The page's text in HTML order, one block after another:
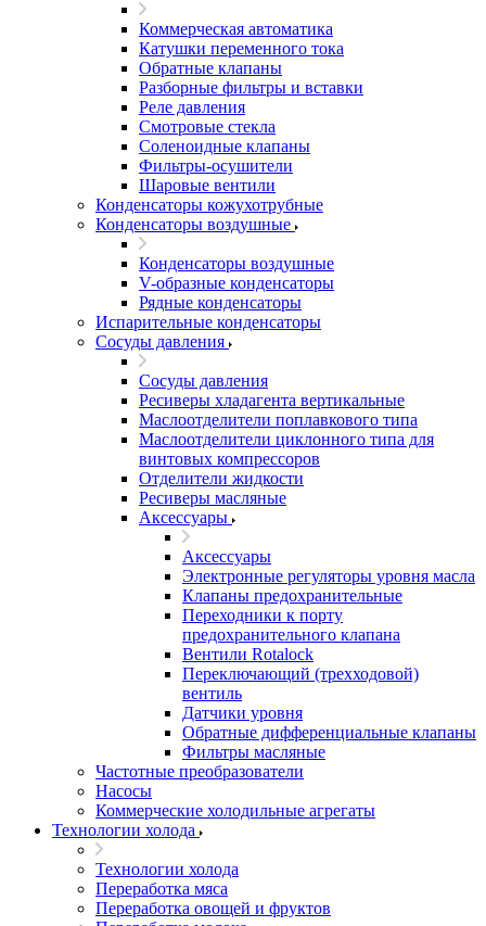
Коммерческая автоматика
Катушки переменного тока
Обратные клапаны
Разборные фильтры и вставки
Реле давления
Смотровые стекла
Соленоидные клапаны
Фильтры-осушители
Шаровые вентили
Конденсаторы кожухотрубные
Конденсаторы воздушные
Конденсаторы воздушные
V-образные конденсаторы
Рядные конденсаторы
Испарительные конденсаторы
Сосуды давления
Сосуды давления
Ресиверы хладагента вертикальные
Маслоотделители поплавкового типа
Маслоотделители циклонного типа для
винтовых компрессоров
Отделители жидкости
Ресиверы масляные
Аксессуары
Аксессуары
Электронные регуляторы уровня масла
Клапаны предохранительные
Переходники к порту
предохранительного клапана
Вентили Rotalock
Переключающий (трехходовой)
вентиль
Датчики уровня
Обратные дифференциальные клапаны
Фильтры масляные
Частотные преобразователи
Насосы
Коммерческие холодильные агрегаты
Технологии холода
Технологии холода
Переработка мяса
Переработка овощей и фруктов